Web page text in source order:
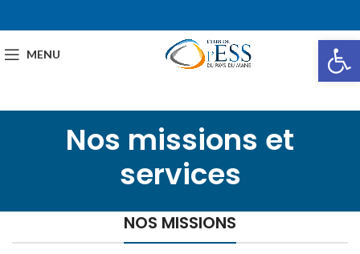
MENU
Nos missions et
services
NOS MISSIONS